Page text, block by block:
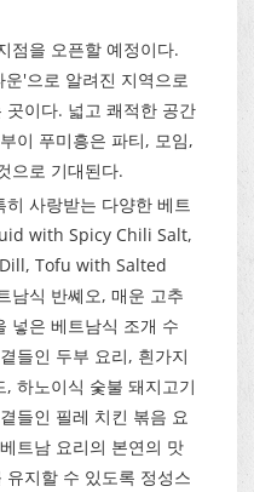
점을 오픈할 예정이다.
'으로 알려진 지역으로
이다. 넓고 쾌적한 공간
이 푸미흥은 파티, 모임,
으로 기대된다.
사랑받는 다양한 베트
with Spicy Chili Salt,
Tofu with Salted
남식 반쎼오, 매운 고추
넣은 베트남식 조개 수
들인 두부 요리, 흰가지
하노이식 숯불 돼지고기
들인 필레 치킨 볶음 요
트남 요리의 본연의 맛
지할 수 있도록 정성스